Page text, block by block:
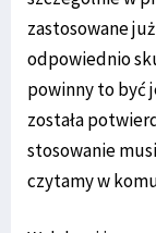
zastosowane
odpowiednio
powinny to być
została
stosowanie
czytamy w